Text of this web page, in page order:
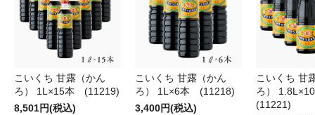
こいくち 甘露（かん
ろ） 1L×15本 (11219)
8,501円(税込)
こいくち 甘露（かん
ろ） 1L×6本 (11218)
3,400円(税込)
こいくち 甘
ろ）
(11221)